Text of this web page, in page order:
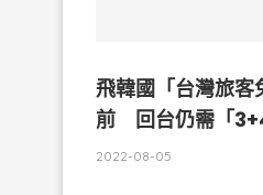
飛韓國「台灣旅
前 回台仍需「
2022-08-05